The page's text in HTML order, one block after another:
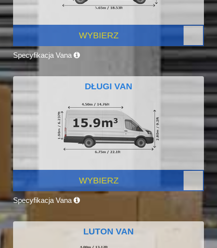
WYBIERZ
Specyfikacja Vana
DŁUGI VAN
WYBIERZ
Specyfikacja Vana
LUTON VAN